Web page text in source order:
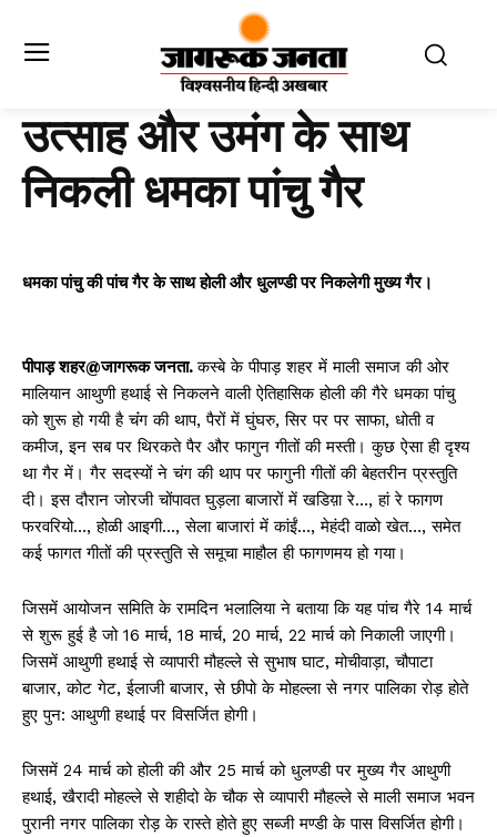
उत्साह और उमंग के साथ
निकली धमका पांचु गैर
धमका पांचु की पांच गैर के साथ होली और धुलण्डी पर निकलेगी मुख्य गैर।
पीपाड़ शहर@जागरूक जनता.कस्बे के पीपाड़ शहर में माली समाज की ओर
मालियान आथुणी हथाई से निकलने वाली ऐतिहासिक होली की गैरे धमका पांचु
को शुरू हो गयी है चंंग की थाप, पैरों में घुंघरु, सिर पर पर साफा, धोती व
कमीज, इन सब पर थिरकते पैर और फागुन गीतों की मस्ती। कुछ ऐसा ही दृश्य
था गैर में। गैर सदस्यों ने चंग की थाप पर फागुनी गीतों की बेहतरीन प्रस्तुति
दी। इस दौरान जोरजी चोंपावत घुड़ला बाजारों में खडिय़ा रे…, हां रे फागण
फरवरियो…, होळी आइगी…, सेला बाजारां में कांईं…, मेहंदी वाळो खेत…, समेत
कई फागत गीतों की प्रस्तुति से समूचा माहौल ही फागणमय हो गया।
जिसमें आयोजन समिति के रामदिन भलालिया ने बताया कि यह पांच गैरे 14 मार्च
से शुरू हुई है जो 16 मार्च, 18 मार्च, 20 मार्च, 22 मार्च को निकाली जाएगी।
जिसमें आथुणी हथाई से व्यापारी मौहल्ले से सुभाष घाट, मोचीवाड़ा, चौपाटा
बाजार, कोट गेट, ईलाजी बाजार, से छीपो के मोहल्ला से नगर पालिका रोड़ होते
हुए पुन: आथुणी हथाई पर विसर्जित होगी।
जिसमें 24 मार्च को होली की और 25 मार्च को धुलण्डी पर मुख्य गैर आथुणी
हथाई, खैरादी मोहल्ले से शहीदो के चौक से व्यापारी मौहल्ले से माली समाज भवन
पुरानी नगर पालिका रोड़ के रास्ते होते हुए सब्जी मण्डी के पास विसर्जित होगी।